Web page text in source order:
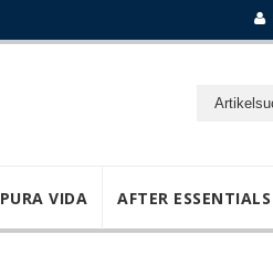
PURA VIDA AFTER ESSENTIALS